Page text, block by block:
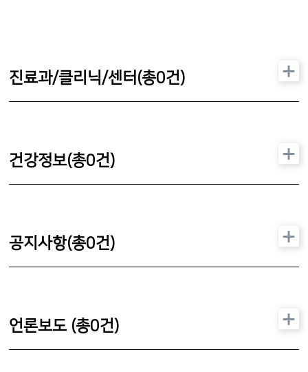
진료과/클리닉/센터(총0건)
건강정보(총0건)
공지사항(총0건)
언론보도 (총0건)